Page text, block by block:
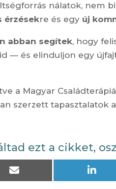
nálatok, nem
érzésekre és egy új
abban segítek, hogy
— és elinduljon egy
a Magyar
szerzett tapasztalatok
ezt a cikket,
Share
Share